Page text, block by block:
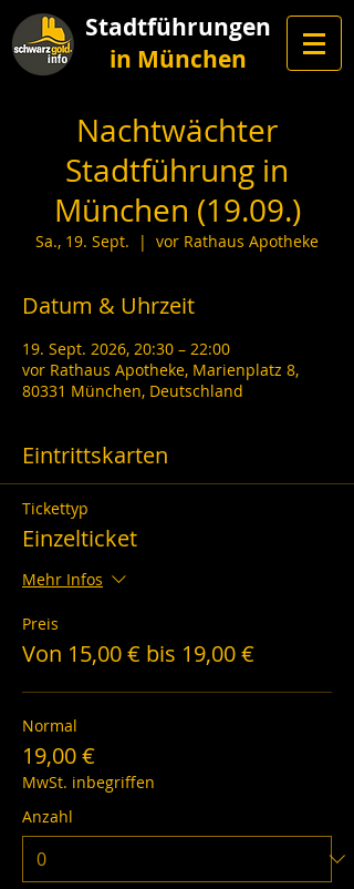
Stadtführungen
in München
Nachtwächter
Stadtführung in
München (19.09.)
Sa., 19. Sept.
  |
vor Rathaus Apotheke
Datum & Uhrzeit
19. Sept. 2026, 20:30 – 22:00
vor Rathaus Apotheke, Marienplatz 8,
80331 München, Deutschland
Eintrittskarten
Tickettyp
Einzelticket
Mehr Infos
Preis
Von 15,00 € bis 19,00 €
Normal
19,00 €
MwSt. inbegriffen
Anzahl